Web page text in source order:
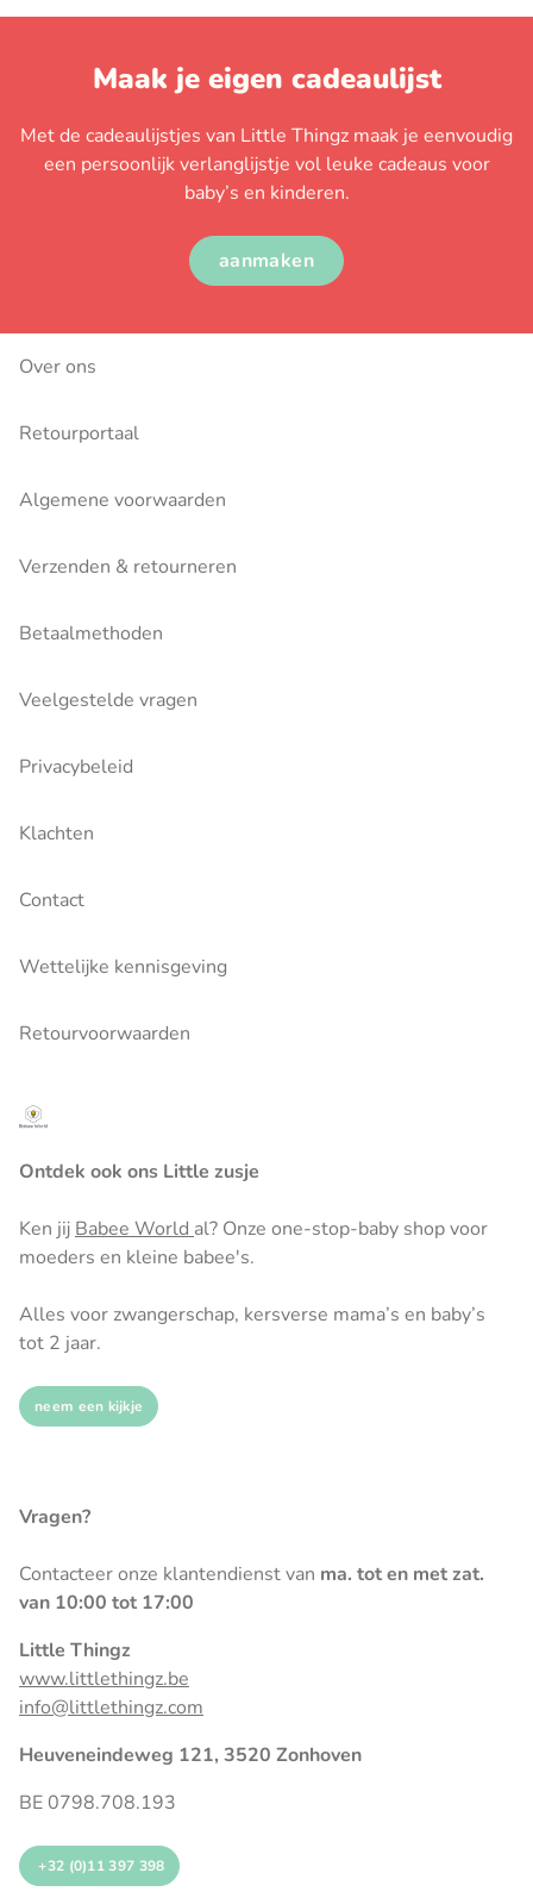
Maak je eigen cadeaulijst
Met de cadeaulijstjes van Little Thingz maak je eenvoudig
een persoonlijk verlanglijstje vol leuke cadeaus voor
baby’s en kinderen.
aanmaken
Over ons
Retourportaal
Algemene voorwaarden
Verzenden & retourneren
Betaalmethoden
Veelgestelde vragen
Privacybeleid
Klachten
Contact
Wettelijke kennisgeving
Retourvoorwaarden
Ontdek ook ons Little zusje
Ken jij Babee World al? Onze one-stop-baby shop voor
moeders en kleine babee's.
Alles voor zwangerschap, kersverse mama’s en baby’s
tot 2 jaar.
neem een kijkje
Vragen?
Contacteer onze klantendienst van ma. tot en met zat.
van 10:00 tot 17:00
Little Thingz
www.littlethingz.be
info@littlethingz.com
Heuveneindeweg 121, 3520 Zonhoven
BE 0798.708.193
+32 (0)11 397 398